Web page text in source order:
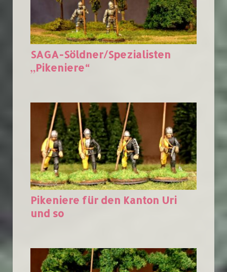
SAGA-Söldner/Spezialisten
„Pikeniere“
Pikeniere für den Kanton Uri
und so